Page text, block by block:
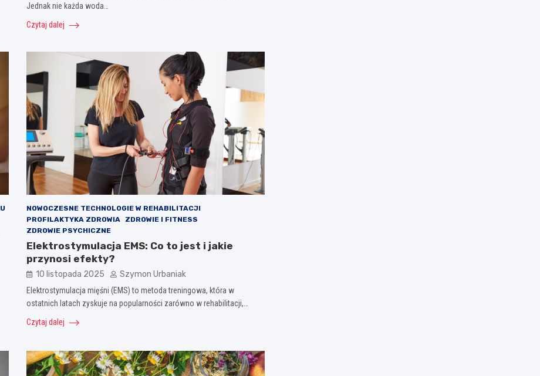
Jednak nie każda woda…
Czytaj dalej
NOWOCZESNE TECHNOLOGIE W REHABILITACJI
PROFILAKTYKA ZDROWIA
ZDROWIE I FITNESS
ZDROWIE PSYCHICZNE
Elektrostymulacja EMS: Co to jest i jakie
przynosi efekty?
10 listopada 2025 Szymon Urbaniak
Elektrostymulacja mięśni (EMS) to metoda treningowa, która w
ostatnich latach zyskuje na popularności zarówno w rehabilitacji,…
Czytaj dalej